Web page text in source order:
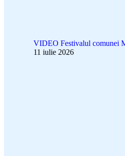
VIDEO Festivalul comunei
11 iulie 2026